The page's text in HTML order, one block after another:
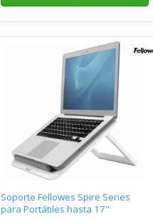
Soporte Fellowes Spire Series
para Portátiles hasta 17"